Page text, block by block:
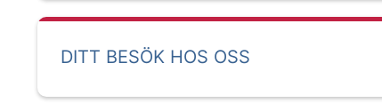
DITT BESÖK HOS OSS